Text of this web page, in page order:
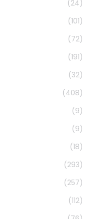
(24)
(101)
(72)
(191)
(32)
(408)
(9)
(9)
(18)
(293)
(257)
(112)